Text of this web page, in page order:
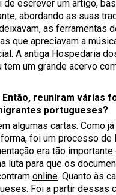
de escrever um artigo,
abordando as suas
as ferramentas
que apreciavam a
A antiga Hospedaria
tem um grande acervo
Então, reuniram várias
portugueses?
algumas cartas. Como
foi um processo
era tão
luta para que os
online. Quanto às
Foi a partir dessas